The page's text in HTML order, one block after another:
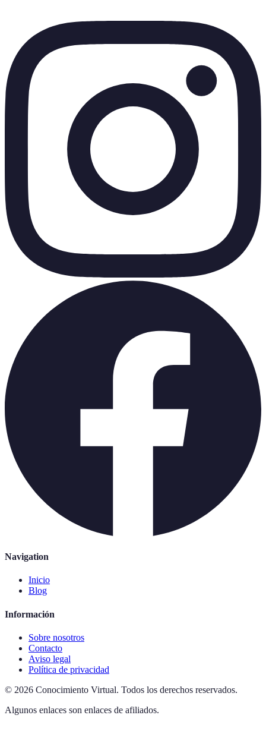
Navigation
Inicio
Blog
Información
Sobre nosotros
Contacto
Aviso legal
Política de privacidad
© 2026 Conocimiento Virtual. Todos los derechos reservados.
Algunos enlaces son enlaces de afiliados.